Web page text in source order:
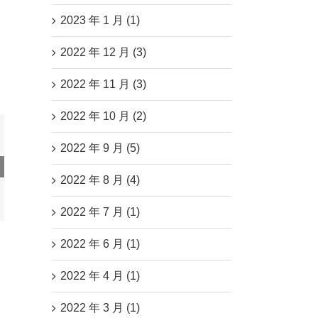
应
2023 年 1 月 (1)
2022 年 12 月 (3)
2022 年 11 月 (3)
2022 年 10 月 (2)
2022 年 9 月 (5)
2022 年 8 月 (4)
2022 年 7 月 (1)
2022 年 6 月 (1)
2022 年 4 月 (1)
2022 年 3 月 (1)